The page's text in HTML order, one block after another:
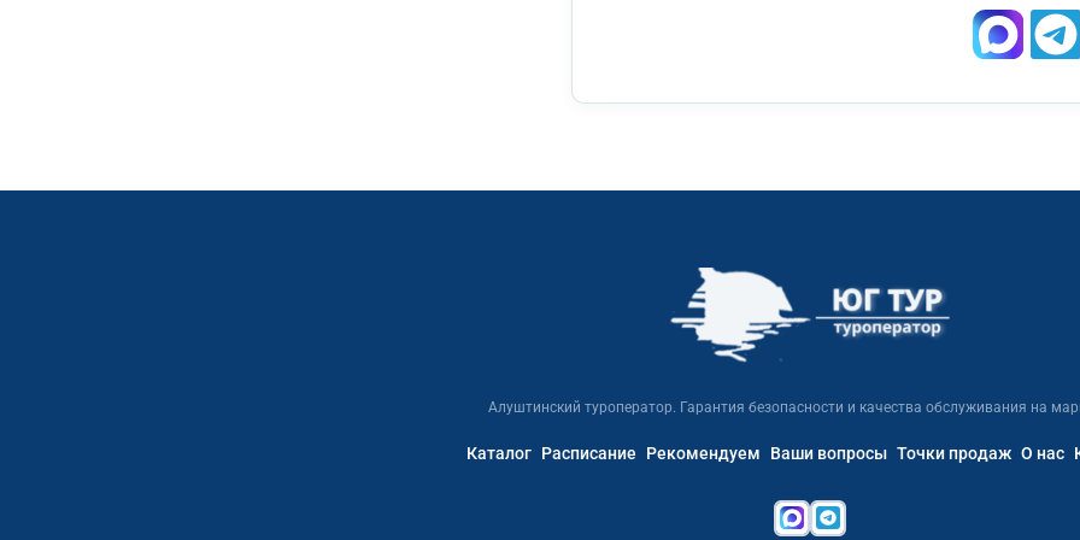
Алуштинский туроператор. Гарантия безопасности и качества обслуживания на
Каталог Расписание Рекомендуем Ваши вопросы Точки продаж О нас